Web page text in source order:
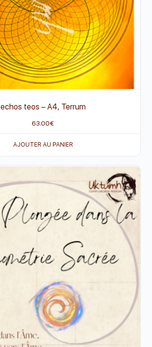
echos teos – A4, Terrum
63.00€
AJOUTER AU PANIER